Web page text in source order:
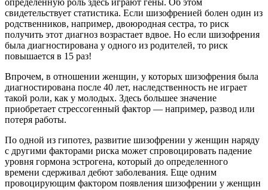
свидетельствует статистика. Если шизофренией болен один из
родственников, например, двоюродная сестра, то риск
получить этот диагноз возрастает вдвое. Но если шизофрения
была диагностирована у одного из родителей, то риск
повышается в 15 раз!
Впрочем, в отношении женщин, у которых шизофрения была
диагностирована после 40 лет, наследственность не играет
такой роли, как у молодых. Здесь большее значение
приобретает стрессогенный фактор — например, развод или
потеря работы.
По одной из гипотез, развитие шизофрении у женщин наряду
с другими факторами риска может спровоцировать падение
уровня гормона эстрогена, который до определенного
времени сдерживал дебют заболевания. Еще одним
провоцирующим фактором появления шизофрении у женщин